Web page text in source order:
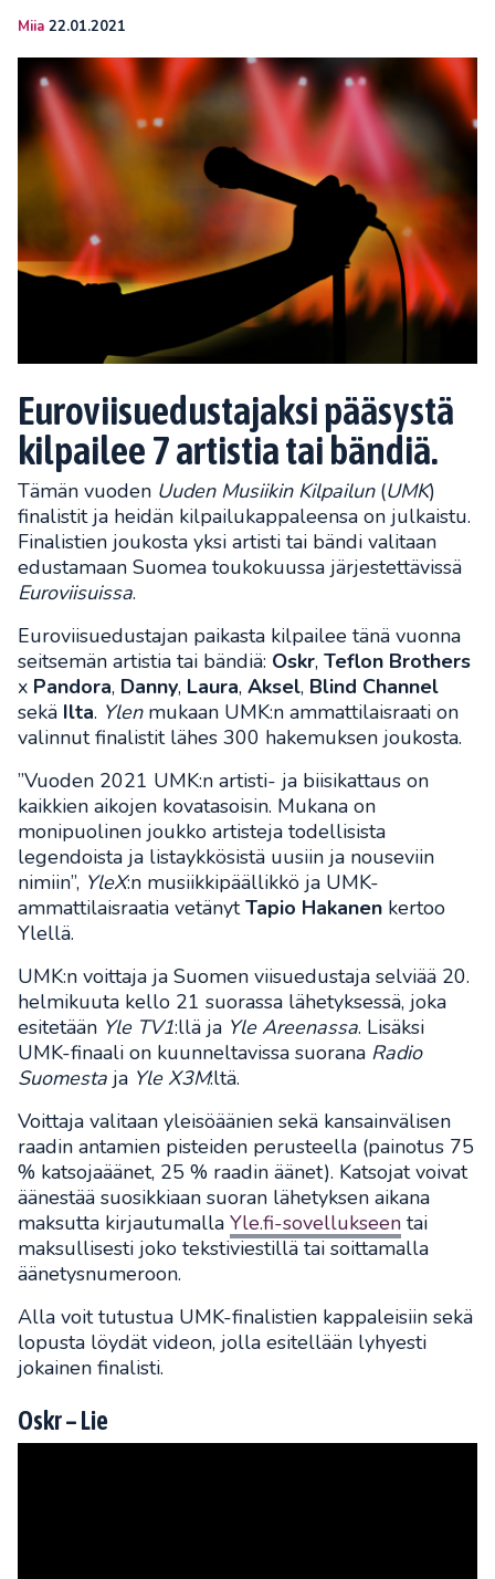
Miia 22.01.2021
Euroviisuedustajaksi pääsystä
kilpailee 7 artistia tai bändiä.
Tämän vuoden Uuden Musiikin Kilpailun(UMK)
finalistit ja heidän kilpailukappaleensa on julkaistu.
Finalistien joukosta yksi artisti tai bändi valitaan
edustamaan Suomea toukokuussa järjestettävissä
Euroviisuissa.
Euroviisuedustajan paikasta kilpailee tänä vuonna
seitsemän artistia tai bändiä: Oskr, Teflon Brothers
x Pandora, Danny, Laura, Aksel, Blind Channel
sekä Ilta. Ylen mukaan UMK:n ammattilaisraati on
valinnut finalistit lähes 300 hakemuksen joukosta.
”Vuoden 2021 UMK:n artisti- ja biisikattaus on
kaikkien aikojen kovatasoisin. Mukana on
monipuolinen joukko artisteja todellisista
legendoista ja listaykkösistä uusiin ja nouseviin
nimiin”, YleX:n musiikkipäällikkö ja UMK-
ammattilaisraatia vetänytTapio Hakanen kertoo
Ylellä.
UMK:n voittaja ja Suomen viisuedustaja selviää 20.
helmikuuta kello 21 suorassa lähetyksessä, joka
esitetään Yle TV1:llä ja Yle Areenassa. Lisäksi
UMK-finaali on kuunneltavissa suorana Radio
Suomesta ja Yle X3M:ltä.
Voittaja valitaan yleisöäänien sekä kansainvälisen
raadin antamien pisteiden perusteella (painotus 75
% katsojaäänet, 25 % raadin äänet). Katsojat voivat
äänestää suosikkiaan suoran lähetyksen aikana
maksutta kirjautumalla Yle.fi-sovellukseen tai
maksullisesti joko tekstiviestillä tai soittamalla
äänetysnumeroon.
Alla voit tutustua UMK-finalistien kappaleisiin sekä
lopusta löydät videon, jolla esitellään lyhyesti
jokainen finalisti.
Oskr – Lie